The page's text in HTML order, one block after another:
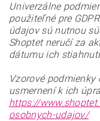
Univerzálne
použiteľné pre
údajov sú nutnou
Shoptet neručí za
dátumu ich
Vzorové
usmernení k ich
https://
osobnych-udajov/